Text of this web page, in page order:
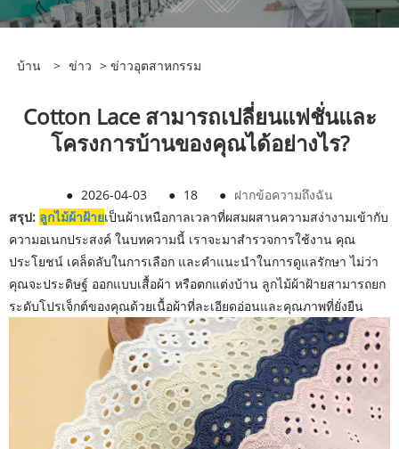
บ้าน > ข่าว > ข่าวอุตสาหกรรม
Cotton Lace สามารถเปลี่ยนแฟชั่นและ
โครงการบ้านของคุณได้อย่างไร?
● 2026-04-03 ● 18 ● ฝากข้อความถึงฉัน
สรุป: ลูกไม้ผ้าฝ้ายเป็นผ้าเหนือกาลเวลาที่ผสมผสานความสง่างามเข้ากับ
ความอเนกประสงค์ ในบทความนี้ เราจะมาสำรวจการใช้งาน คุณ
ประโยชน์ เคล็ดลับในการเลือก และคำแนะนำในการดูแลรักษา ไม่ว่า
คุณจะประดิษฐ์ ออกแบบเสื้อผ้า หรือตกแต่งบ้าน ลูกไม้ผ้าฝ้ายสามารถยก
ระดับโปรเจ็กต์ของคุณด้วยเนื้อผ้าที่ละเอียดอ่อนและคุณภาพที่ยั่งยืน